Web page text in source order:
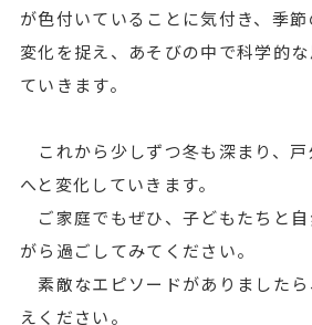
が色付いていることに気付き、季
変化を捉え、あそびの中で科学的
ていきます。
これから少しずつ冬も深まり、戸
へと変化していきます。
ご家庭でもぜひ、子どもたちと
がら過ごしてみてください。
素敵なエピソードがありました
えください。